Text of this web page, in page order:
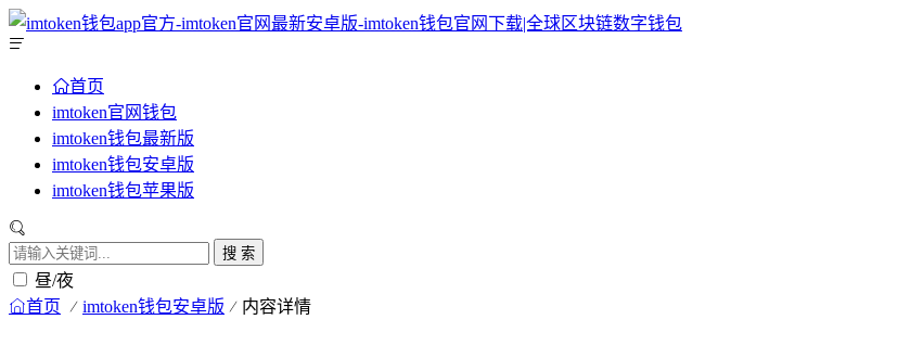
首页
imtoken官网钱包
imtoken钱包最新版
imtoken钱包安卓版
imtoken钱包苹果版
搜 索
昼/夜
首页 imtoken钱包安卓版 内容详情